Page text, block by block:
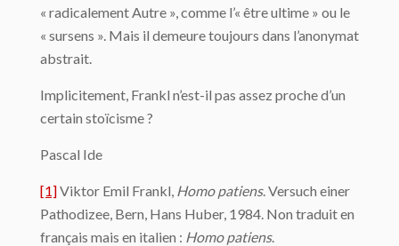
« radicalement Autre », comme l’« être ultime » ou le
« sursens ». Mais il demeure toujours dans l’anonymat
abstrait.
Implicitement, Frankl n’est-il pas assez proche d’un
certain stoïcisme ?
Pascal Ide
[1]Viktor Emil Frankl, Homo patiens. Versuch einer
Pathodizee, Bern, Hans Huber, 1984. Non traduit en
français mais en italien : Homo patiens.